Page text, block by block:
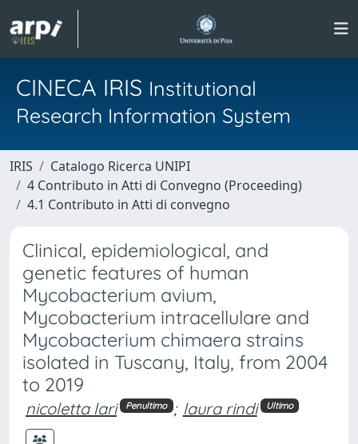
CINECA IRIS Institutional
Research Information System
IRIS
Catalogo Ricerca UNIPI
4 Contributo in Atti di Convegno (Proceeding)
4.1 Contributo in Atti di convegno
Clinical, epidemiological, and
genetic features of human
Mycobacterium avium,
Mycobacterium intracellulare and
Mycobacterium chimaera strains
isolated in Tuscany, Italy, from 2004
to 2019
nicoletta lari Penultimo ; laura rindi Ultimo